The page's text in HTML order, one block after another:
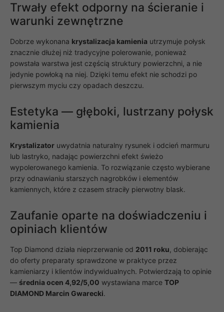
Trwały efekt odporny na ścieranie i
warunki zewnętrzne
Dobrze wykonana krystalizacja kamienia utrzymuje połysk
znacznie dłużej niż tradycyjne polerowanie, ponieważ
powstała warstwa jest częścią struktury powierzchni, a nie
jedynie powłoką na niej. Dzięki temu efekt nie schodzi po
pierwszym myciu czy opadach deszczu.
Estetyka — głęboki, lustrzany połysk
kamienia
Krystalizator uwydatnia naturalny rysunek i odcień marmuru
lub lastryko, nadając powierzchni efekt świeżo
wypolerowanego kamienia. To rozwiązanie często wybierane
przy odnawianiu starszych nagrobków i elementów
kamiennych, które z czasem straciły pierwotny blask.
Zaufanie oparte na doświadczeniu i
opiniach klientów
Top Diamond działa nieprzerwanie od 2011 roku, dobierając
do oferty preparaty sprawdzone w praktyce przez
kamieniarzy i klientów indywidualnych. Potwierdzają to opinie
— średnia ocen 4,92/5,00 wystawiana marce TOP
DIAMOND Marcin Gwarecki.
Konieczne
Te pliki cookie
one potrzebne
funkcjonowania
strony
internetowej.
Statystyka
Abyśmy mogli
strony
internetowej,
na podstawie
tego, jak
strona jest
używana.
internetowa
działała jak
najlepiej
podczas
twojego